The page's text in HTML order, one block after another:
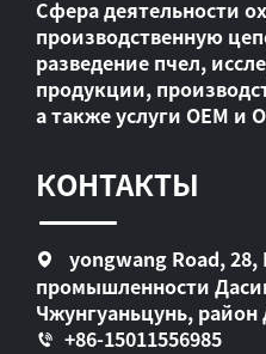
Сфера деятельности
производственную
разведение пчел,
продукции,
а также услуги OEM и
КОНТАКТЫ
yongwang Road,
промышленности
Чжунгуаньцунь,
+86-15011556985